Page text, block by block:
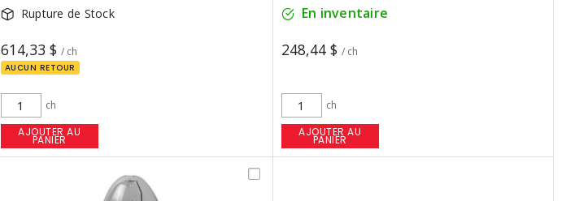
Rupture de Stock
614,33 $ / ch
AUCUN RETOUR
ch
AJOUTER AU
PANIER
En inventaire
248,44 $ / ch
ch
AJOUTER AU
PANIER